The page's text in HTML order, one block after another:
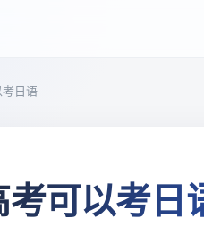
考日语
考可以考日